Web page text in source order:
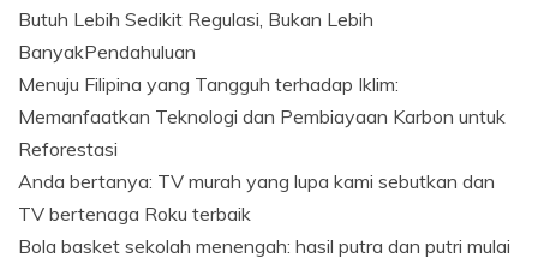
Butuh Lebih Sedikit Regulasi, Bukan Lebih
BanyakPendahuluan
Menuju Filipina yang Tangguh terhadap Iklim:
Memanfaatkan Teknologi dan Pembiayaan Karbon untuk
Reforestasi
Anda bertanya: TV murah yang lupa kami sebutkan dan
TV bertenaga Roku terbaik
Bola basket sekolah menengah: hasil putra dan putri mulai